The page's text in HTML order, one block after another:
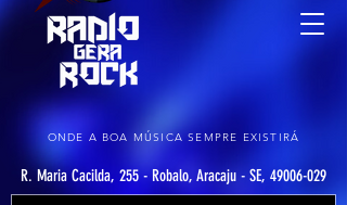
ONDE A BOA MÚSICA SEMPRE EXISTIRÁ
R. Maria Cacilda, 255 - Robalo, Aracaju - SE, 49006-029